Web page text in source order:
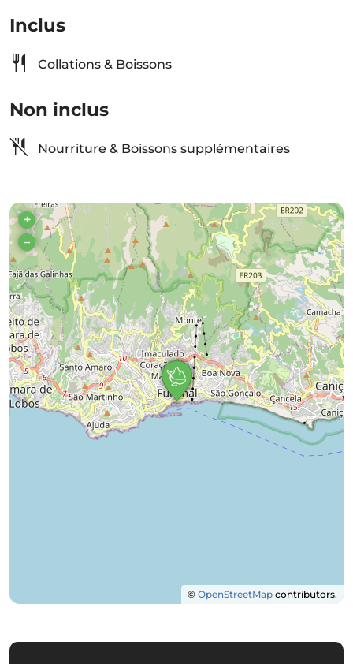
Inclus
Collations & Boissons
Non inclus
Nourriture & Boissons supplémentaires
+
–
© OpenStreetMap contributors.